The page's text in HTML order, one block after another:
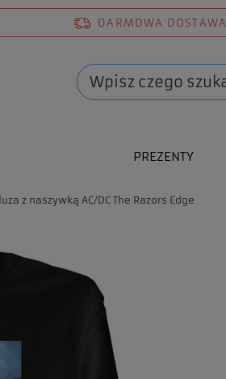
DARMOWA DOSTAWA
PREZENTY
z naszywką AC/DC The Razors Edge